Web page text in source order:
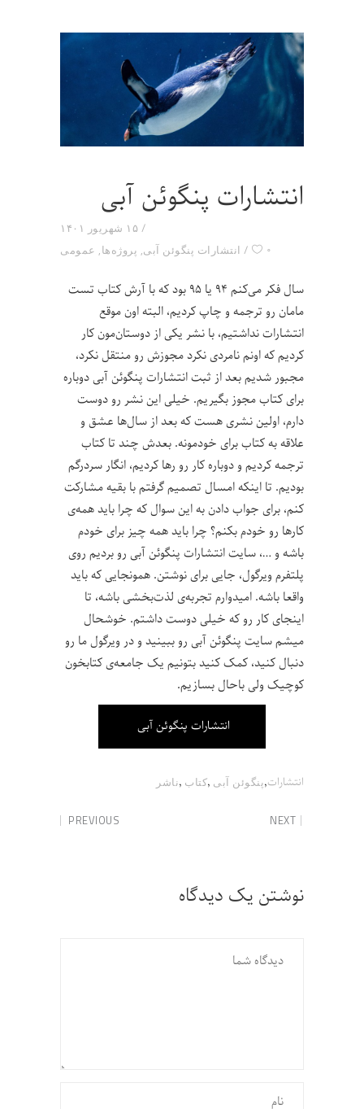
انتشارات پنگوئن آبی
۱۵ شهریور ۱۴۰۱
انتشارات پنگوئن آبی, پروژه‌ها, عمومی ۰
سال فکر می‌کنم ۹۴ یا ۹۵ بود که با آرش کتاب تست
مامان رو ترجمه و چاپ کردیم، البته اون موقع
انتشارات نداشتیم، با نشر یکی از دوستان‌مون کار
کردیم که اونم نامردی نکرد مجوزش رو منتقل نکرد،
مجبور شدیم بعد از ثبت انتشارات پنگوئن آبی دوباره
برای کتاب مجوز بگیریم. خیلی این نشر رو دوست
دارم، اولین نشری هست که بعد از سال‌ها عشق و
علاقه به کتاب برای خودمونه. بعدش چند تا کتاب
ترجمه کردیم و دوباره کار رو رها کردیم، انگار سردرگم
بودیم. تا اینکه امسال تصمیم گرفتم با بقیه مشارکت
کنم، برای جواب دادن به این سوال که چرا باید همه‌ی
کارها رو خودم بکنم؟ چرا باید همه چیز برای خودم
باشه و …، سایت انتشارات پنگوئن آبی رو بردیم روی
پلتفرم ویرگول، جایی برای نوشتن. همونجایی که باید
واقعا باشه. امیدوارم تجربه‌ی لذت‌بخشی باشه، تا
اینجای کار رو که خیلی دوست داشتم. خوشحال
میشم سایت پنگوئن آبی رو ببینید و در ویرگول ما رو
دنبال کنید، کمک کنید بتونیم یک جامعه‌ی کتابخون
کوچیک ولی باحال بسازیم.
انتشارات پنگوئن آبی
انتشارات,پنگوئن آبی ,کتاب ,ناشر
PREVIOUS NEXT
نوشتن یک دیدگاه